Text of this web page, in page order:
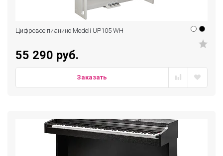
Цифровое пианино Medeli UP105 WH
55 290 руб.
Заказать